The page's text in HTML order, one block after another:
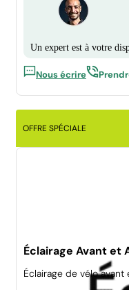
Un expert est à votre
Nous écrire
OFFRE SPÉCIALE
Éclairage Avant et
Éclairage de vélo